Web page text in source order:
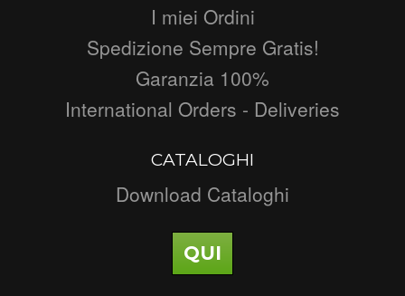
I miei Ordini
Spedizione Sempre Gratis!
Garanzia 100%
International Orders - Deliveries
CATALOGHI
Download Cataloghi
QUI